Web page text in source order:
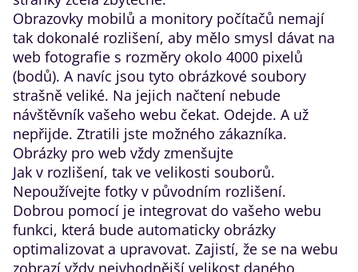
Obrazovky mobilů a monitory počítačů nemají
tak dokonalé rozlišení, aby mělo smysl dávat na
web fotografie s rozměry okolo 4000 pixelů
(bodů). A navíc jsou tyto obrázkové soubory
strašně veliké. Na jejich načtení nebude
návštěvník vašeho webu čekat. Odejde. A už
nepřijde. Ztratili jste možného zákazníka.
Obrázky pro web vždy zmenšujte
Jak v rozlišení, tak ve velikosti souborů.
Nepoužívejte fotky v původním rozlišení.
Dobrou pomocí je integrovat do vašeho webu
funkci, která bude automaticky obrázky
optimalizovat a upravovat. Zajistí, že se na webu
zobrazí vždy nejvhodnější velikost daného